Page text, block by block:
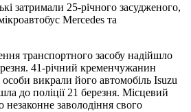
затримали 25-річного засудженого,
Mercedes та
транспортного засобу надійшло
41-річний кременчужанин
викрали його автомобіль Isuzu
до поліції 21 березня. Місцевий
заволодіння свого